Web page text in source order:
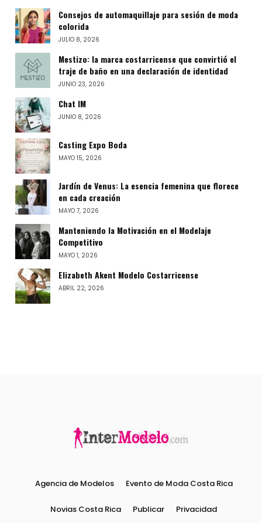
Consejos de automaquillaje para sesión de moda
colorida
JULIO 8, 2026
Mestizo: la marca costarricense que convirtió el
traje de baño en una declaración de identidad
JUNIO 23, 2026
Chat IM
JUNIO 8, 2026
Casting Expo Boda
MAYO 15, 2026
Jardín de Venus: La esencia femenina que florece
en cada creación
MAYO 7, 2026
Manteniendo la Motivación en el Modelaje
Competitivo
MAYO 1, 2026
Elizabeth Akent Modelo Costarricense
ABRIL 22, 2026
Agencia de Modelos Evento de Moda Costa Rica
Novias Costa Rica Publicar Privacidad